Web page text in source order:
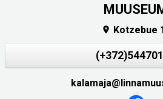
 Kotzebue